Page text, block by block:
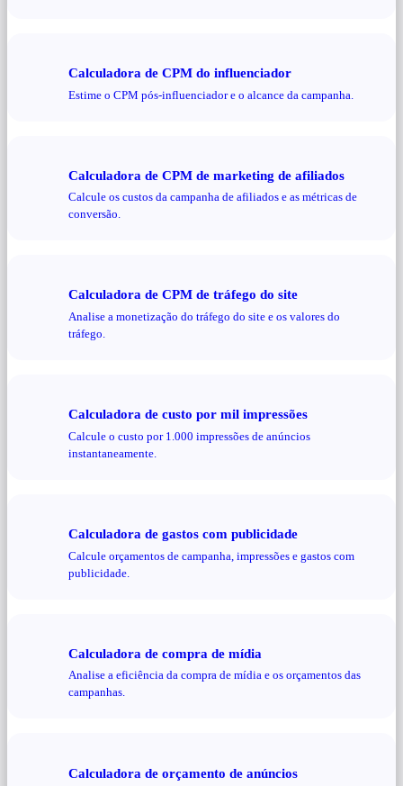
Calculadora de CPM do influenciador
Estime o CPM pós-influenciador e o alcance da campanha.
Calculadora de CPM de marketing de afiliados
Calcule os custos da campanha de afiliados e as métricas de
conversão.
Calculadora de CPM de tráfego do site
Analise a monetização do tráfego do site e os valores do
tráfego.
Calculadora de custo por mil impressões
Calcule o custo por 1.000 impressões de anúncios
instantaneamente.
Calculadora de gastos com publicidade
Calcule orçamentos de campanha, impressões e gastos com
publicidade.
Calculadora de compra de mídia
Analise a eficiência da compra de mídia e os orçamentos das
campanhas.
Calculadora de orçamento de anúncios